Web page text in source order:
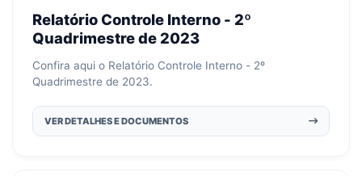
Relatório Controle Interno - 2º
Quadrimestre de 2023
Confira aqui o Relatório Controle Interno - 2º
Quadrimestre de 2023.
VER DETALHES E DOCUMENTOS